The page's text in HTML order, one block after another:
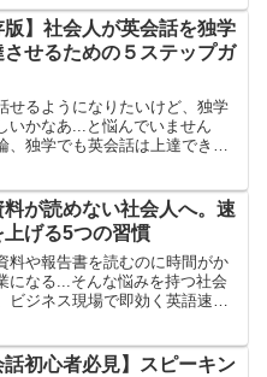
版】社会人が英会話を独学
させるための５ステップガ
せるようになりたいけど、独学
いかなあ...と悩んでいません
、独学でも英会話は上達できま
と思われがちですが、独学でも
学習方法を実践...
料が読めない社会人へ。速
上げる5つの習慣
料や報告書を読むのに時間がか
になる...そんな悩みを持つ社会
ビジネス現場で即効く英語速読
話初心者必見】スピーキン